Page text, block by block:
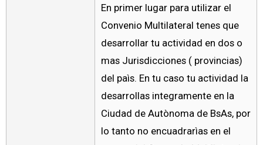
En primer lugar para utilizar el
Convenio Multilateral tenes que
desarrollar tu actividad en dos o
mas Jurisdicciones ( provincias)
del paìs. En tu caso tu actividad la
desarrollas integramente en la
Ciudad de Autònoma de BsAs, por
lo tanto no encuadrarìas en el